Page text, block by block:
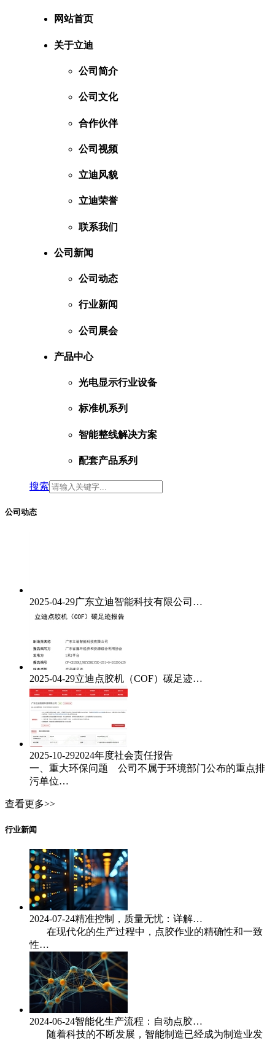
网站首页
关于立迪
公司简介
公司文化
合作伙伴
公司视频
立迪风貌
立迪荣誉
联系我们
公司新闻
公司动态
行业新闻
公司展会
产品中心
光电显示行业设备
标准机系列
智能整线解决方案
配套产品系列
搜索
公司动态
2025-04-29广东立迪智能科技有限公司…
2025-04-29立迪点胶机（COF）碳足迹…
2025-10-292024年度社会责任报告
一、重大环保问题 公司不属于环境部门公布的重点排
污单位…
查看更多>>
行业新闻
2024-07-24精准控制，质量无忧：详解…
在现代化的生产过程中，点胶作业的精确性和一致
性…
2024-06-24智能化生产流程：自动点胶…
随着科技的不断发展，智能制造已经成为制造业发